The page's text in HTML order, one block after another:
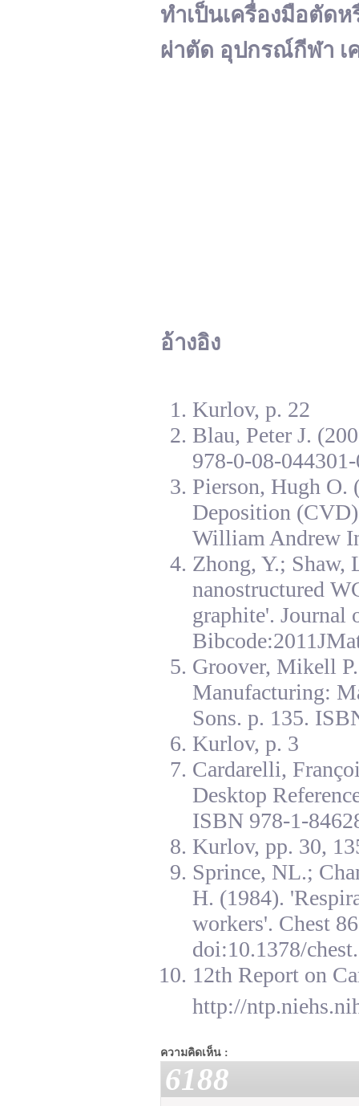
ทำเป็นเครื่องมือตัดห
ผ่าตัด อุปกรณ์กีฬา เ
อ้างอิง
Kurlov, p. 22
Blau, Peter J.
978-0-08-
Pierson, Hugh O.
Deposition
William Andrew
Zhong, Y.; Shaw,
nanostructured
graphite'. Journal
Groover, Mikell
Manufacturing:
Sons. p. 135.
Kurlov, p. 3
Cardarelli,
Desktop
ISBN 978-1-
Kurlov, pp. 30,
Sprince, NL.;
H. (1984).
workers'. Chest
doi:10.1378/
12th Report on
http://
ความคิดเห็น :
6188